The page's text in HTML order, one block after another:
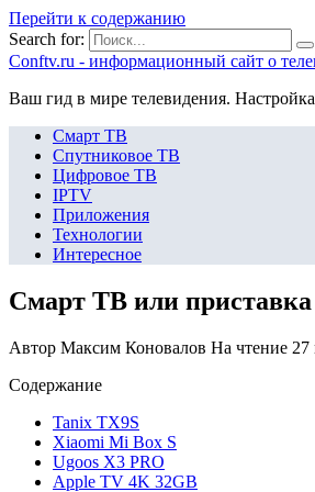
Перейти к содержанию
Search for:
Сonftv.ru - информационный сайт о
Ваш гид в мире телевидения.
Смарт ТВ
Спутниковое ТВ
Цифровое ТВ
IPTV
Приложения
Технологии
Интересное
Смарт ТВ или
Автор Максим Коновалов На чтение 27
Содержание
Tanix TX9S
Xiaomi Mi Box S
Ugoos X3 PRO
Apple TV 4K 32GB